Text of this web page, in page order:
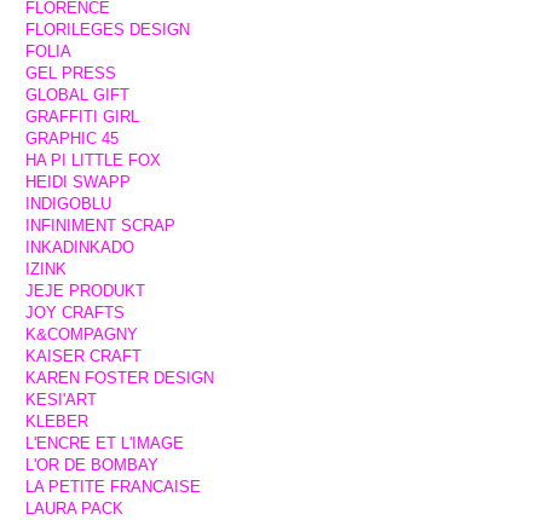
FLORENCE
FLORILEGES DESIGN
FOLIA
GEL PRESS
GLOBAL GIFT
GRAFFITI GIRL
GRAPHIC 45
HA PI LITTLE FOX
HEIDI SWAPP
INDIGOBLU
INFINIMENT SCRAP
INKADINKADO
IZINK
JEJE PRODUKT
JOY CRAFTS
K&COMPAGNY
KAISER CRAFT
KAREN FOSTER DESIGN
KESI'ART
KLEBER
L'ENCRE ET L'IMAGE
L'OR DE BOMBAY
LA PETITE FRANCAISE
LAURA PACK